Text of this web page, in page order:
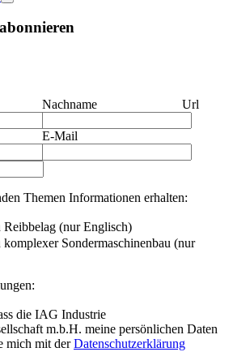
Nachname
E-Mail
Url
Themen Informationen erhalten:
(nur Englisch)
Sondermaschinenbau (nur
die IAG Industrie
m.b.H. meine persönlichen Daten
mich mit derDaten­schutz­erklärung